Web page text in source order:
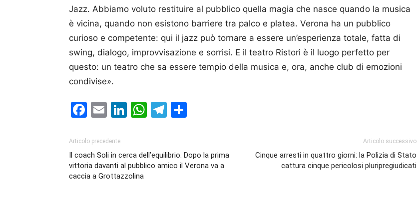
Jazz. Abbiamo voluto restituire al pubblico quella magia che nasce quando la musica
è vicina, quando non esistono barriere tra palco e platea. Verona ha un pubblico
curioso e competente: qui il jazz può tornare a essere un’esperienza totale, fatta di
swing, dialogo, improvvisazione e sorrisi. E il teatro Ristori è il luogo perfetto per
questo: un teatro che sa essere tempio della musica e, ora, anche club di emozioni
condivise».
Facebook
EmailLinkedIn
WhatsApp
Telegram
Articolo precedente
Il coach Soli in cerca dell’equilibrio. Dopo la prima
vittoria davanti al pubblico amico il Verona va a
caccia a Grottazzolina
Articolo successivo
Cinque arresti in quattro giorni: la Polizia di Stato
cattura cinque pericolosi pluripregiudicati